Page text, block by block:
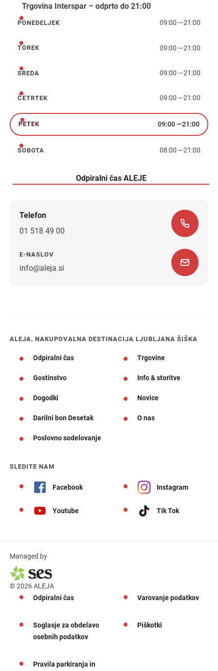
Trgovina Interspar – odprto do 21:00
ponedeljek
PONEDELJEK 09:00 —21:00
torek
TOREK 09:00 —21:00
sreda
SREDA 09:00 —21:00
četrtek
ČETRTEK 09:00 —21:00
petek
PETEK 09:00—21:00
sobota
SOBOTA 08:00 —21:00
Odpiralni čas ALEJE
Telefon
01 518 49 00
E-NASLOV
info@aleja.si
ALEJA, NAKUPOVALNA DESTINACIJA LJUBLJANA ŠIŠKA
Odpiralni čas Trgovine
Gostinstvo Info & storitve
Dogodki Novice
Darilni bon Desetak O nas
Poslovno sodelovanje
SLEDITE NAM
Facebook Instagram
Youtube Tik Tok
Managed by
© 2026 ALEJA
Odpiralni čas
Varovanje podatkov
Soglasje za obdelavo
osebnih podatkov
Piškotki
Pravila parkiranja in